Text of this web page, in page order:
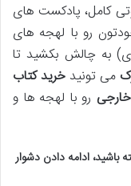
کامل، پادکست های
رو با لهجه های
به چالش بکشید تا
می تونیدخرید کتاب
رو با لهجه ها و
ادامه دادن دشوار